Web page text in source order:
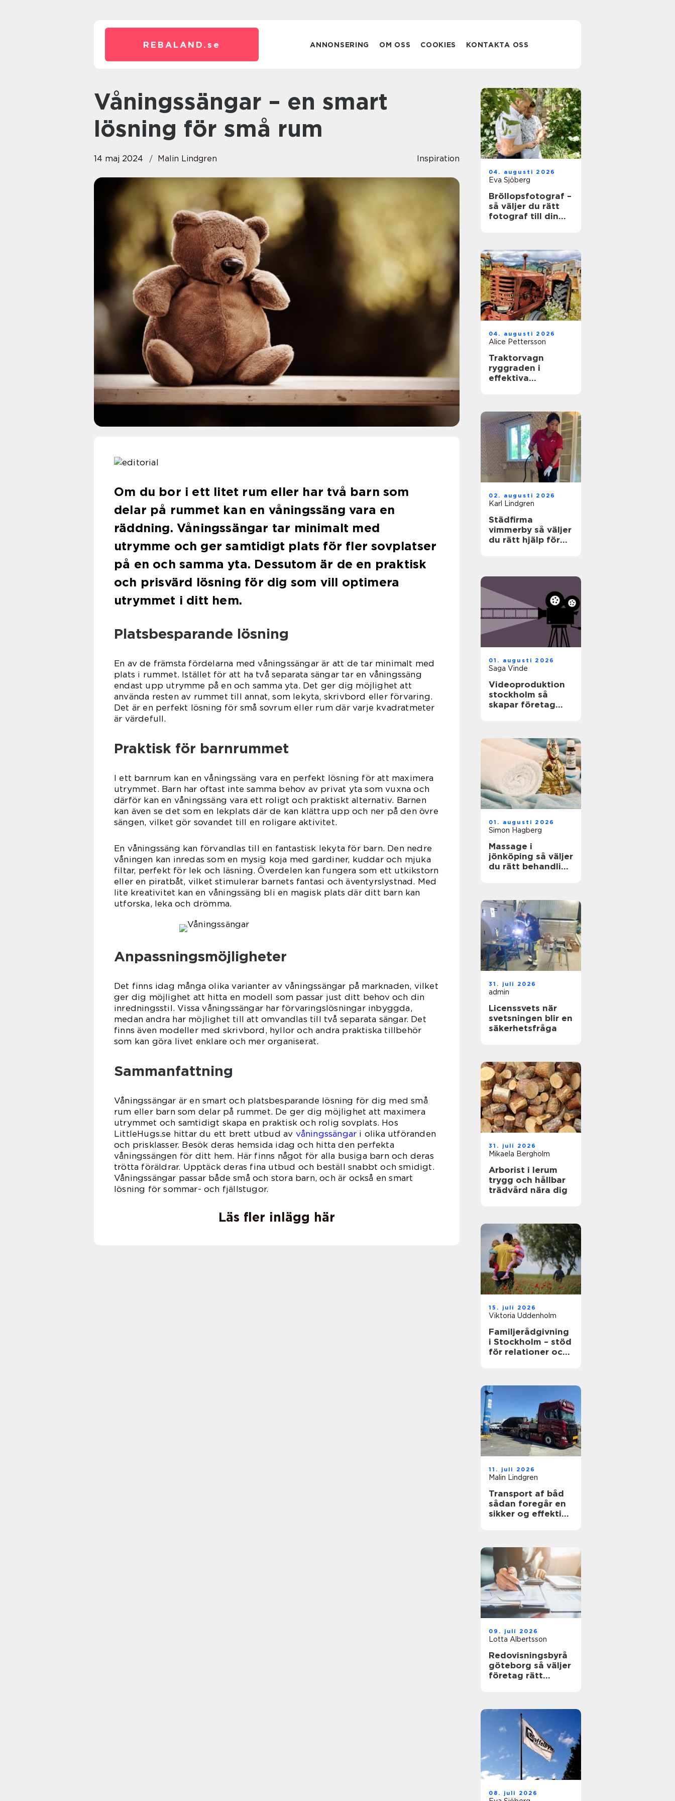
REBALAND. se ANNONSERING OM OSS COOKIES KONTAKTA OSS
Våningssängar – en smart
lösning för små rum
14 maj 2024 Malin Lindgren Inspiration
Om du bor i ett litet rum eller har två barn som
delar på rummet kan en våningssäng vara en
räddning. Våningssängar tar minimalt med
utrymme och ger samtidigt plats för fler sovplatser
på en och samma yta. Dessutom är de en praktisk
och prisvärd lösning för dig som vill optimera
utrymmet i ditt hem.
Platsbesparande lösning
En av de främsta fördelarna med våningssängar är att de tar minimalt med
plats i rummet. Istället för att ha två separata sängar tar en våningssäng
endast upp utrymme på en och samma yta. Det ger dig möjlighet att
använda resten av rummet till annat, som lekyta, skrivbord eller förvaring.
Det är en perfekt lösning för små sovrum eller rum där varje kvadratmeter
är värdefull.
Praktisk för barnrummet
I ett barnrum kan en våningssäng vara en perfekt lösning för att maximera
utrymmet. Barn har oftast inte samma behov av privat yta som vuxna och
därför kan en våningssäng vara ett roligt och praktiskt alternativ. Barnen
kan även se det som en lekplats där de kan klättra upp och ner på den övre
sängen, vilket gör sovandet till en roligare aktivitet.
En våningssäng kan förvandlas till en fantastisk lekyta för barn. Den nedre
våningen kan inredas som en mysig koja med gardiner, kuddar och mjuka
filtar, perfekt för lek och läsning. Överdelen kan fungera som ett utkikstorn
eller en piratbåt, vilket stimulerar barnets fantasi och äventyrslystnad. Med
lite kreativitet kan en våningssäng bli en magisk plats där ditt barn kan
utforska, leka och drömma.
Anpassningsmöjligheter
Det finns idag många olika varianter av våningssängar på marknaden, vilket
ger dig möjlighet att hitta en modell som passar just ditt behov och din
inredningsstil. Vissa våningssängar har förvaringslösningar inbyggda,
medan andra har möjlighet till att omvandlas till två separata sängar. Det
finns även modeller med skrivbord, hyllor och andra praktiska tillbehör
som kan göra livet enklare och mer organiserat.
Sammanfattning
Våningssängar är en smart och platsbesparande lösning för dig med små
rum eller barn som delar på rummet. De ger dig möjlighet att maximera
utrymmet och samtidigt skapa en praktisk och rolig sovplats. Hos
LittleHugs.se hittar du ett brett utbud av våningssängar i olika utföranden
och prisklasser. Besök deras hemsida idag och hitta den perfekta
våningssängen för ditt hem. Här finns något för alla busiga barn och deras
trötta föräldrar. Upptäck deras fina utbud och beställ snabbt och smidigt.
Våningssängar passar både små och stora barn, och är också en smart
lösning för sommar- och fjällstugor.
Läs fler inlägg här
04. augusti 2026
Eva Sjöberg
Bröllopsfotograf –
så väljer du rätt
fotograf till din
04. augusti 2026
Alice Pettersson
Traktorvagn
ryggraden i
effektiva
02. augusti 2026
Karl Lindgren
Städfirma
vimmerby så väljer
du rätt hjälp för
01. augusti 2026
Saga Vinde
Videoproduktion
stockholm så
skapar företag
01. augusti 2026
Simon Hagberg
Massage i
jönköping så väljer
du rätt behandling
31. juli 2026
admin
Licenssvets när
svetsningen blir en
säkerhetsfråga
31. juli 2026
Mikaela Bergholm
Arborist i lerum
trygg och hållbar
trädvård nära dig
15. juli 2026
Viktoria Uddenholm
Familjerådgivning
i Stockholm – stöd
för relationer och
11. juli 2026
Malin Lindgren
Transport af båd
sådan foregår en
sikker og effektiv
09. juli 2026
Lotta Albertsson
Redovisningsbyrå
göteborg så väljer
företag rätt
08. juli 2026